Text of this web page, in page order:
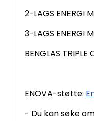
2-LAGS ENERGI
3-LAGS ENERGI
BENGLAS
ENOVA-støtte:
- Du kan søke